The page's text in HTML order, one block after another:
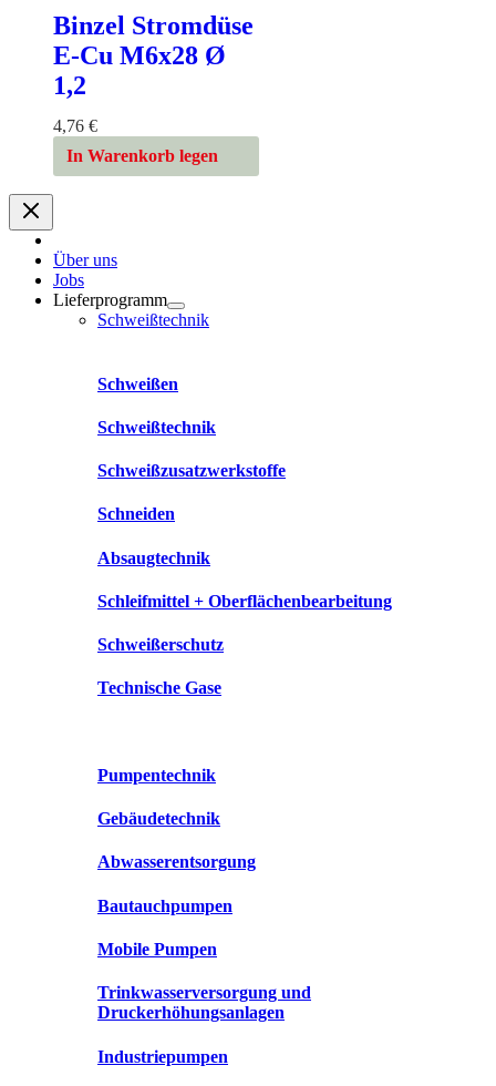
Binzel Stromdüse
E-Cu M6x28 Ø
1,2
4,76 €
In Warenkorb legen
Über uns
Jobs
Lieferprogramm
Schweißtechnik
Schweißen
Schweißtechnik
Schweißzusatzwerkstoffe
Schneiden
Absaugtechnik
Schleifmittel + Oberflächenbearbeitung
Schweißerschutz
Technische Gase
Pumpentechnik
Gebäudetechnik
Abwasserentsorgung
Bautauchpumpen
Mobile Pumpen
Trinkwasserversorgung und
Druckerhöhungsanlagen
Industriepumpen